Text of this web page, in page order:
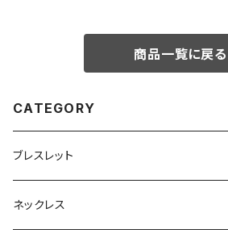
商品一覧に戻る
CATEGORY
ブレスレット
数珠ブレスレット
ネックレス